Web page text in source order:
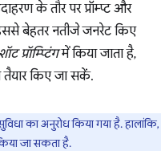
के तौर पर प्रॉम्प्ट और
बेहतर नतीजे जनरेट किए
प्रॉम्प्टिंगमें किया जाता है,
तैयार किए जा सकें.
का अनुरोध किया गया है. हालांकि,
जा सकता है.